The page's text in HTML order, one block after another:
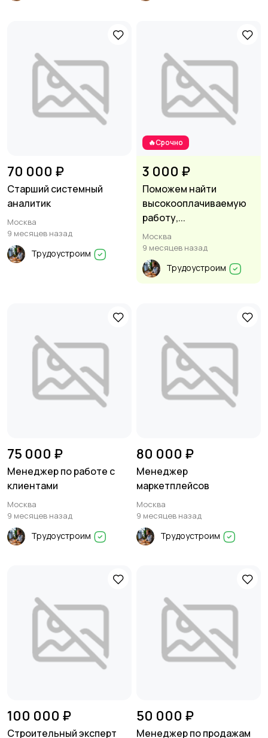
70 000 ₽
Старший системный
аналитик
Москва
9 месяцев назад
Трудоустроим
🔥Срочно
3 000 ₽
Поможем найти
высокооплачиваемую
работу,...
Москва
9 месяцев назад
Трудоустроим
75 000 ₽
Менеджер по работе с
клиентами
Москва
9 месяцев назад
Трудоустроим
80 000 ₽
Менеджер
маркетплейсов
Москва
9 месяцев назад
Трудоустроим
100 000 ₽
Строительный эксперт
50 000 ₽
Менеджер по продажам